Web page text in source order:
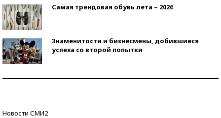
Самая трендовая обувь лета – 2026
Знаменитости и бизнесмены, добившиеся
успеха со второй попытки
Новости СМИ2